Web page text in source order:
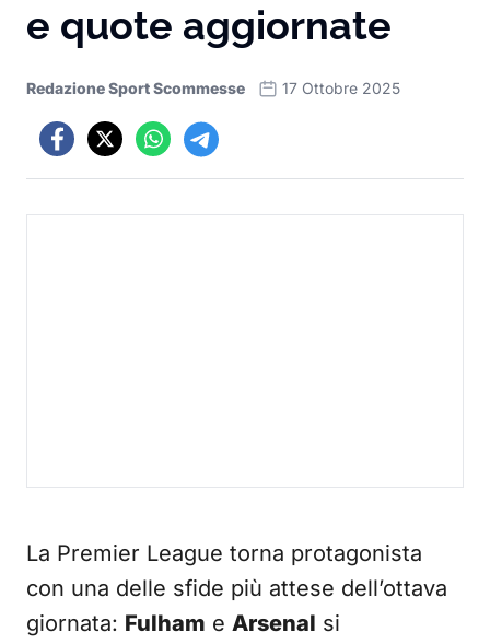
e quote aggiornate
Redazione Sport Scommesse 17 Ottobre 2025
La Premier League torna protagonista
con una delle sfide più attese dell’ottava
giornata: Fulham e Arsenal si